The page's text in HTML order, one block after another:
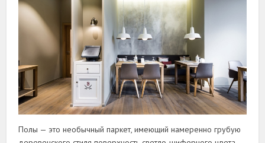
Полы — это необычный паркет, имеющий намеренно грубую